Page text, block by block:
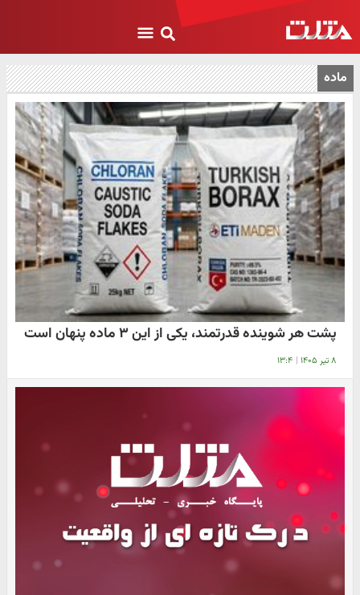
ماده
پشت هر شوینده قدرتمند، یکی از این ۳ ماده پنهان است
۸ تیر ۱۴۰۵ | ۱۳:۴